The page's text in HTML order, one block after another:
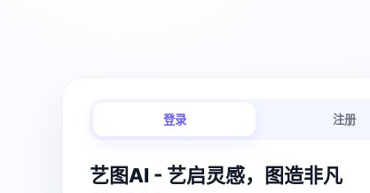
到视频生成，保持创作链路连贯顺畅。
登录 注册
艺图AI - 艺启灵感，图造非凡